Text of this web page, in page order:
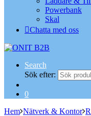
Powerbank
Skal
Chatta med oss
Search
Sök efter:
0
Hem Nätverk & Kontor